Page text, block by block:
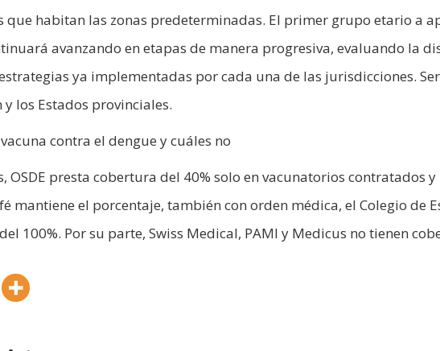
que habitan las zonas predeterminadas. El primer grupo etario a
avanzando en etapas de manera progresiva, evaluando la
ya implementadas por cada una de las jurisdicciones.
los Estados provinciales.
contra el dengue y cuáles no
OSDE presta cobertura del 40% solo en vacunatorios contratados
mantiene el porcentaje, también con orden médica, el Colegio de
100%. Por su parte, Swiss Medical, PAMI y Medicus no tienen